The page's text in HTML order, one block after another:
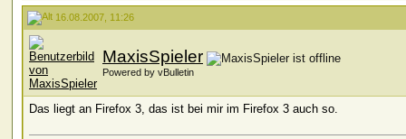
16.08.2007, 11:26
MaxisSpieler
Powered by vBulletin
Das liegt an Firefox 3, das ist bei mir im Firefox 3 auch so.